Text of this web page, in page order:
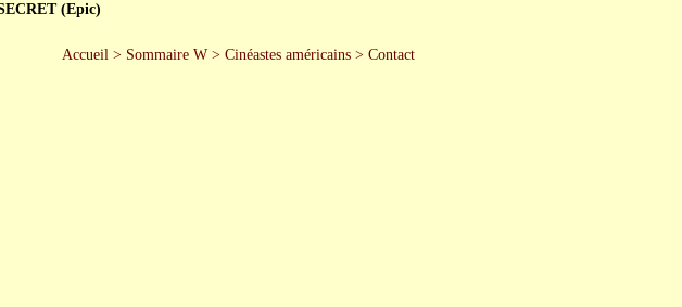
(Epic)
Accueil> Sommaire W> Cinéastes américains> Contact